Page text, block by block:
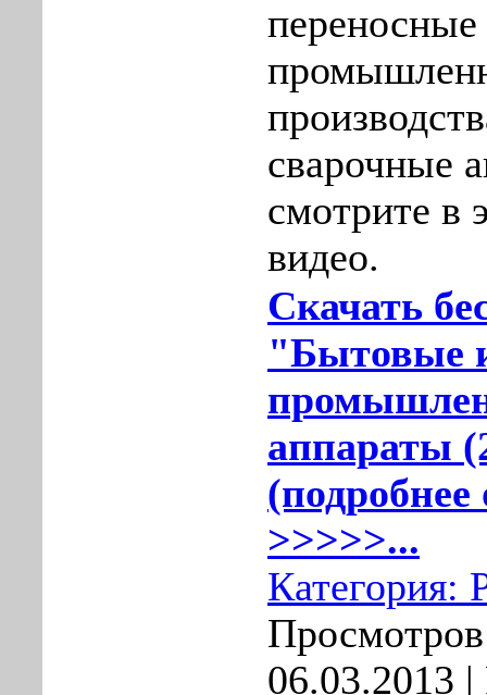
сварочные
смотрите в
видео.
Скачать
"Бытовые
аппараты
(подробнее
>>>>>...
Категория:
06.03.2013 |